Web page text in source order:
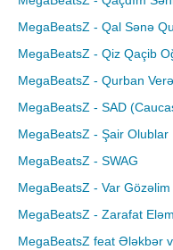
MegaBeatsZ - Qal Sənə
MegaBeatsZ - Qiz Qaçib
MegaBeatsZ - Qurban
MegaBeatsZ - SAD
MegaBeatsZ - Şair Olublar
MegaBeatsZ - SWAG
MegaBeatsZ - Var Gözəlim
MegaBeatsZ - Zarafat
MegaBeatsZ feat Ələkbər